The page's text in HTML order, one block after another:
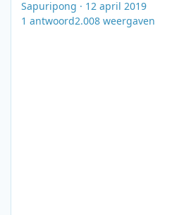
Sapuripong · 12 april 2019
1 antwoord2.008 weergaven